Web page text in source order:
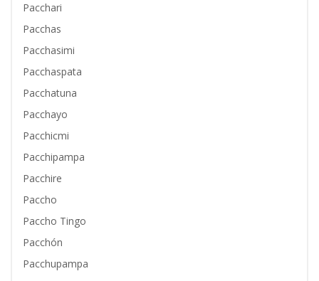
Pacchari
Pacchas
Pacchasimi
Pacchaspata
Pacchatuna
Pacchayo
Pacchicmi
Pacchipampa
Pacchire
Paccho
Paccho Tingo
Pacchón
Pacchupampa